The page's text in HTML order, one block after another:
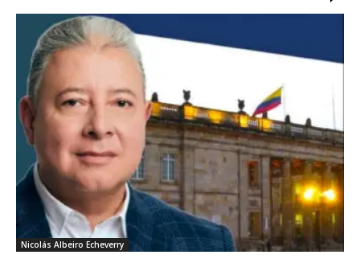
Nicolás Albeiro Echeverry